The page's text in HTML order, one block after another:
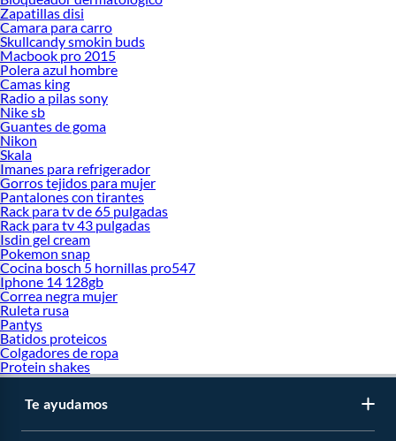
Zapatillas disi
Camara para carro
Skullcandy smokin buds
Macbook pro 2015
Polera azul hombre
Camas king
Radio a pilas sony
Nike sb
Guantes de goma
Nikon
Skala
Imanes para refrigerador
Gorros tejidos para mujer
Pantalones con tirantes
Rack para tv de 65 pulgadas
Rack para tv 43 pulgadas
Isdin gel cream
Pokemon snap
Cocina bosch 5 hornillas pro547
Iphone 14 128gb
Correa negra mujer
Ruleta rusa
Pantys
Batidos proteicos
Colgadores de ropa
Protein shakes
Te ayudamos